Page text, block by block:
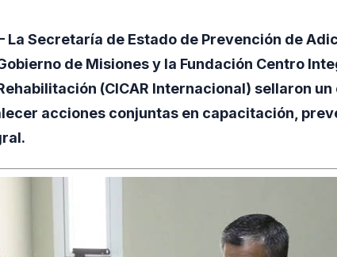
– La Secretaría de Estado de Prevención de
de Misiones y la Fundación Centro
(CICAR Internacional) sellaron
acciones conjuntas en capacitación,